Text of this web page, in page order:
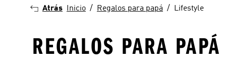
Atrás Inicio Regalos para papá Lifestyle
REGALOS PARA